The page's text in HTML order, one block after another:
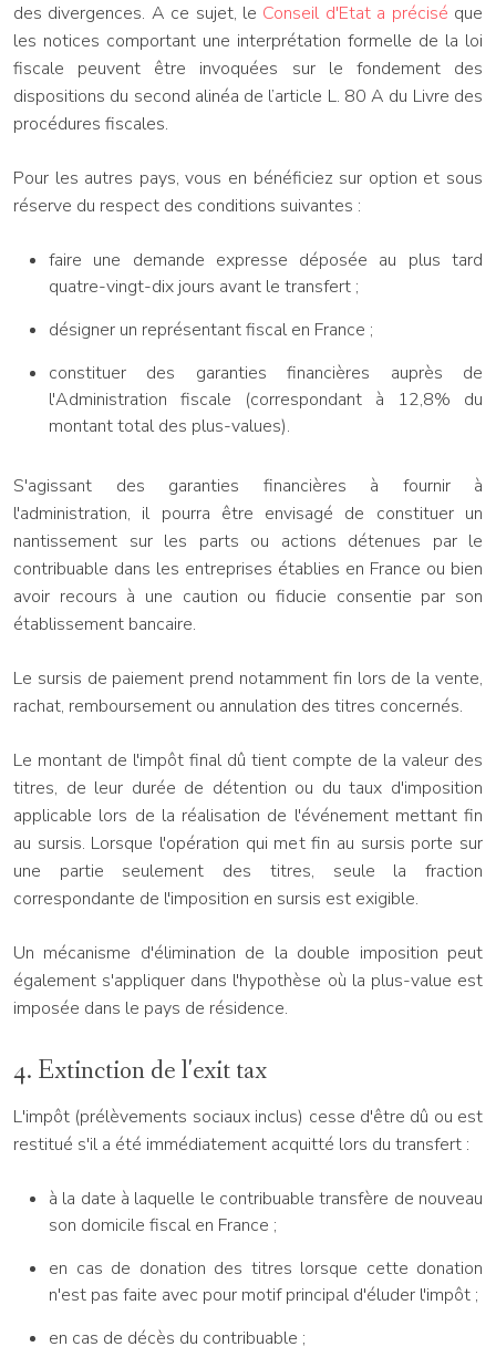
des divergences. A ce sujet, le Conseil d'Etat a précisé que
les notices comportant une interprétation formelle de la loi
fiscale peuvent être invoquées sur le fondement des
dispositions du second alinéa de l’article L. 80 A du Livre des
procédures fiscales.
Pour les autres pays, vous en bénéficiez sur option et sous
réserve du respect des conditions suivantes :
faire une demande expresse déposée au plus tard
quatre-vingt-dix jours avant le transfert ;
désigner un représentant fiscal en France ;
constituer des garanties financières auprès de
l'Administration fiscale (correspondant à 12,8% du
montant total des plus-values).
S'agissant des garanties financières à fournir à
l'administration, il pourra être envisagé de constituer un
nantissement sur les parts ou actions détenues par le
contribuable dans les entreprises établies en France ou bien
avoir recours à une caution ou fiducie consentie par son
établissement bancaire.
Le sursis de paiement prend notamment fin lors de la vente,
rachat, remboursement ou annulation des titres concernés.
Le montant de l'impôt final dû tient compte de la valeur des
titres, de leur durée de détention ou du taux d'imposition
applicable lors de la réalisation de l'événement mettant fin
au sursis. Lorsque l'opération qui met fin au sursis porte sur
une partie seulement des titres, seule la fraction
correspondante de l'imposition en sursis est exigible.
Un mécanisme d'élimination de la double imposition peut
également s'appliquer dans l'hypothèse où la plus-value est
imposée dans le pays de résidence.
4. Extinction de l'exit tax
L'impôt (prélèvements sociaux inclus) cesse d'être dû ou est
restitué s'il a été immédiatement acquitté lors du transfert :
à la date à laquelle le contribuable transfère de nouveau
son domicile fiscal en France ;
en cas de donation des titres lorsque cette donation
n'est pas faite avec pour motif principal d'éluder l'impôt ;
en cas de décès du contribuable ;